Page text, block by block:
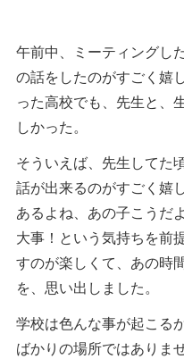
午前中、ミーティングし
の話をしたのがすごく嬉
った高校でも、先生と、
しかった。
そういえば、先生してた
話が出来るのがすごく嬉
あるよね、あの子こうだ
大事！という気持ちを前
すのが楽しくて、あの時
を、思い出しました。
学校は色んな事が起こる
ばかりの場所ではありま